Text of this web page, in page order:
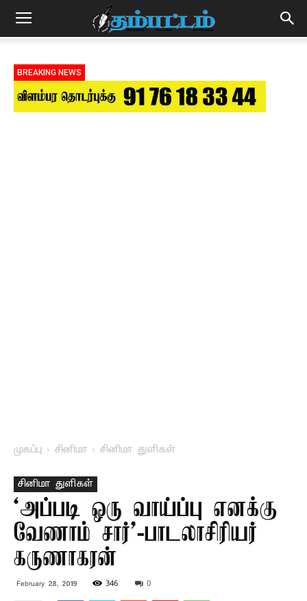
BREAKING NEWS
முகப்பு சினிமா சினிமா துளிகள்
சினிமா துளிகள்
`அப்படி ஒரு வாய்ப்பு எனக்கு
வேணாம் சார்’-பாடலாசிரியர்
கருணாகரன்
February 28, 2019 346 0